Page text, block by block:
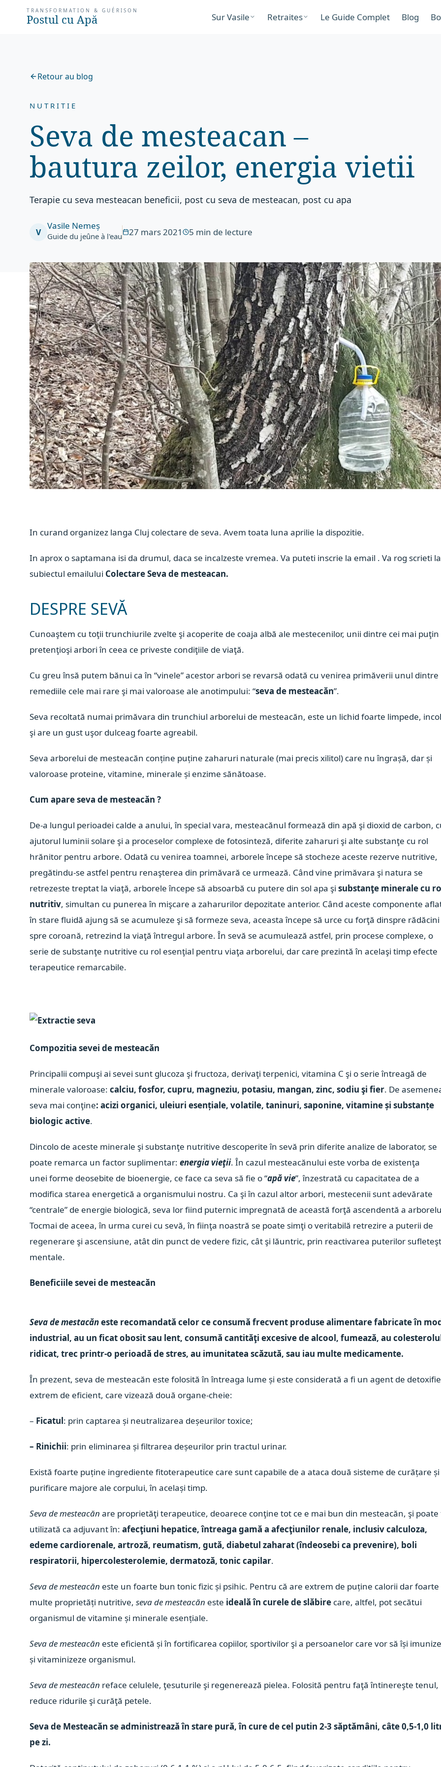
TRANSFORMATION & GUÉRISON
Postul cu Apă Sur Vasile Retraites Le Guide Complet Blog
Retour au blog
NUTRITIE
Seva de mesteacan –
bautura zeilor, energia vietii
Terapie cu seva mesteacan beneficii, post cu seva de mesteacan, post cu apa
V
Vasile Nemeș
Guide du jeûne à l'eau 27 mars 2021 5 min de lecture
In curand organizez langa Cluj colectare de seva. Avem toata luna aprilie la dispozitie.
In aprox o saptamana isi da drumul, daca se incalzeste vremea. Va puteti inscrie la email . Va rog scrieti la
subiectul emailului Colectare Seva de mesteacan.
DESPRE SEVĂ
Cunoaştem cu toţii trunchiurile zvelte şi acoperite de coaja albă ale mestecenilor, unii dintre cei mai puţin
pretenţioşi arbori în ceea ce priveste condiţiile de viaţă.
Cu greu însă putem bănui ca în “vinele” acestor arbori se revarsă odată cu venirea primăverii unul dintre
remediile cele mai rare şi mai valoroase ale anotimpului: “seva de mesteacăn”.
Seva recoltată numai primăvara din trunchiul arborelui de mesteacăn, este un lichid foarte limpede,
şi are un gust uşor dulceag foarte agreabil.
Seva arborelui de mesteacăn conține puține zaharuri naturale (mai precis xilitol) care nu îngrașă, dar și
valoroase proteine, vitamine, minerale și enzime sănătoase.
Cum apare seva de mesteacăn ?
De-a lungul perioadei calde a anului, în special vara, mesteacănul formează din apă şi dioxid de carbon,
ajutorul luminii solare şi a proceselor complexe de fotosinteză, diferite zaharuri şi alte substanţe cu rol
hrănitor pentru arbore. Odată cu venirea toamnei, arborele începe să stocheze aceste rezerve nutritive,
pregătindu-se astfel pentru renaşterea din primăvară ce urmează. Când vine primăvara şi natura se
retrezeste treptat la viaţă, arborele începe să absoarbă cu putere din sol apa şisubstanţe minerale cu
nutritiv, simultan cu punerea în mişcare a zaharurilor depozitate anterior. Când aceste componente
în stare fluidă ajung să se acumuleze şi să formeze seva, aceasta începe să urce cu forţă dinspre rădăcini
spre coroană, retrezind la viaţă întregul arbore. În sevă se acumulează astfel, prin procese complexe, o
serie de substanţe nutritive cu rol esenţial pentru viaţa arborelui, dar care prezintă în acelaşi timp efecte
terapeutice remarcabile.
Compozitia sevei de mesteacăn
Principalii compuşi ai sevei sunt glucoza şi fructoza, derivaţi terpenici, vitamina C şi o serie întreagă de
minerale valoroase:calciu, fosfor, cupru, magneziu, potasiu, mangan, zinc, sodiu şi fier. De
seva mai conţine: ​​acizi organici, uleiuri esențiale, volatile, taninuri, saponine, vitamine și substanțe
biologic active.
Dincolo de aceste minerale şi substanţe nutritive descoperite în sevă prin diferite analize de laborator, se
poate remarca un factor suplimentar:energia vieţii. În cazul mesteacănului este vorba de existenţa
unei forme deosebite de bioenergie, ce face ca seva să fie o “apă vie”, înzestrată cu capacitatea de a
modifica starea energetică a organismului nostru. Ca şi în cazul altor arbori, mestecenii sunt adevărate
“centrale” de energie biologică, seva lor fiind puternic impregnată de această forţă ascendentă a
Tocmai de aceea, în urma curei cu sevă, în fiinţa noastră se poate simţi o veritabilă retrezire a puterii de
regenerare şi ascensiune, atât din punct de vedere fizic, cât şi lăuntric, prin reactivarea puterilor
mentale.
Beneficiile sevei de mesteacăn
Seva de mestacăneste recomandată celor ce consumă frecvent produse alimentare fabricate în
industrial, au un ficat obosit sau lent, consumă cantităţi excesive de alcool, fumează, au
ridicat, trec printr-o perioadă de stres, au imunitatea scăzută, sau iau multe medicamente.
În prezent, seva de mesteacăn este folosită în întreaga lume și este considerată a fi un agent de
extrem de eficient, care vizează două organe-cheie:
– Ficatul: prin captarea și neutralizarea deșeurilor toxice;
– Rinichii: prin eliminarea și filtrarea deșeurilor prin tractul urinar.
Există foarte puține ingrediente fitoterapeutice care sunt capabile de a ataca două sisteme de curățare și
purificare majore ale corpului, în același timp.
Seva de mesteacăn are proprietăţi terapeutice, deoarece conţine tot ce e mai bun din mesteacăn, şi poate
utilizată ca adjuvant în:afecţiuni hepatice, întreaga gamă a afecţiunilor renale, inclusiv calculoza,
edeme cardiorenale, artroză, reumatism, gută,diabetul zaharat (îndeosebi ca prevenire), boli
respiratorii, hipercolesterolemie, dermatoză, tonic capilar.
Seva de mesteacăn este un foarte bun tonic fizic și psihic. Pentru că are extrem de puține calorii dar foarte
multe proprietăți nutritive,seva de mesteacăn este ideală în curele de slăbire care, altfel, pot secătui
organismul de vitamine și minerale esențiale.
Seva de mesteacăn este eficientă și în fortificarea copiilor, sportivilor şi a persoanelor care vor să își
și vitaminizeze organismul.
Seva de mesteacăn reface celulele, ţesuturile şi regenerează pielea. Folosită pentru faţă întinereşte tenul,
reduce ridurile şi curăţă petele.
Seva de Mesteacăn se administrează în stare pură, în cure de cel putin 2-3 săptămâni, câte 0,5-1,0
pe zi.